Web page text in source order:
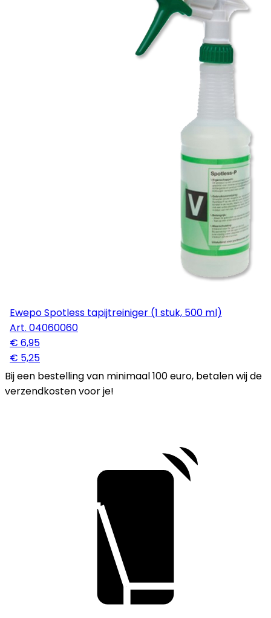
Bij een bestelling van minimaal 100 euro, betalen wij de
verzendkosten voor je!
Ewepo Spotless tapijtreiniger (1 stuk, 500 ml)
Art. 04060060
€ 6,95
€ 5,25